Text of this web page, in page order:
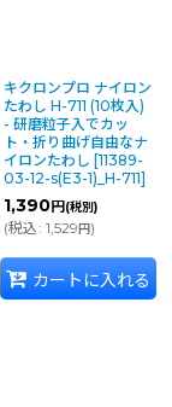
キクロンプロ ナイロン
たわし H-711 (10枚入)
- 研磨粒子入でカッ
ト・折り曲げ自由なナ
イロンたわし [11389-
03-12-s(E3-1)_H-711]
1,390円 (税別)
(税込: 1,529円)
カートに入れる